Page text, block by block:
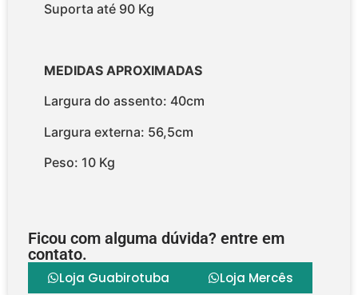
Suporta até 90 Kg
MEDIDAS APROXIMADAS
Largura do assento: 40cm
Largura externa: 56,5cm
Peso: 10 Kg
Ficou com alguma dúvida? entre em
contato.
Loja Guabirotuba Loja Mercês